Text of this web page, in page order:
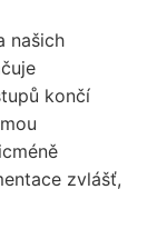
našich
končí
zvlášť,